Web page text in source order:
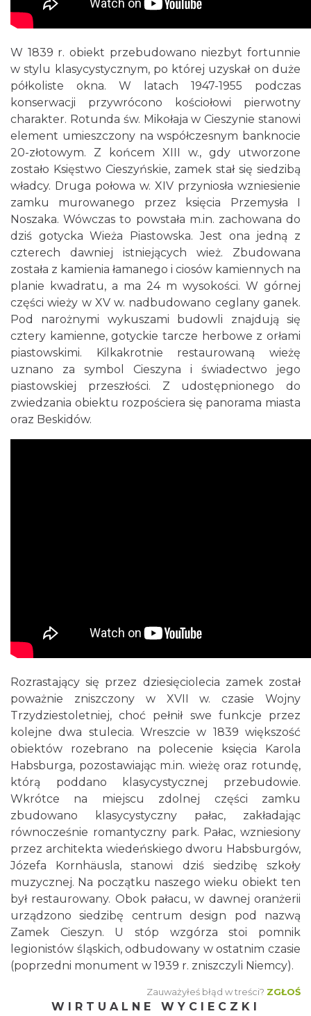
W 1839 r. obiekt przebudowano niezbyt fortunnie
w stylu klasycystycznym, po której uzyskał on duże
półkoliste okna. W latach 1947-1955 podczas
konserwacji przywrócono kościołowi pierwotny
charakter. Rotunda św. Mikołaja w Cieszynie stanowi
element umieszczony na współczesnym banknocie
20-złotowym. Z końcem XIII w., gdy utworzone
zostało Księstwo Cieszyńskie, zamek stał się siedzibą
władcy. Druga połowa w. XIV przyniosła wzniesienie
zamku murowanego przez księcia Przemysła I
Noszaka. Wówczas to powstała m.in. zachowana do
dziś gotycka Wieża Piastowska. Jest ona jedną z
czterech dawniej istniejących wież. Zbudowana
została z kamienia łamanego i ciosów kamiennych na
planie kwadratu, a ma 24 m wysokości. W górnej
części wieży w XV w. nadbudowano ceglany ganek.
Pod narożnymi wykuszami budowli znajdują się
cztery kamienne, gotyckie tarcze herbowe z orłami
piastowskimi. Kilkakrotnie restaurowaną wieżę
uznano za symbol Cieszyna i świadectwo jego
piastowskiej przeszłości. Z udostępnionego do
zwiedzania obiektu rozpościera się panorama miasta
oraz Beskidów.
Rozrastający się przez dziesięciolecia zamek został
poważnie zniszczony w XVII w. czasie Wojny
Trzydziestoletniej, choć pełnił swe funkcje przez
kolejne dwa stulecia. Wreszcie w 1839 większość
obiektów rozebrano na polecenie księcia Karola
Habsburga, pozostawiając m.in. wieżę oraz rotundę,
którą poddano klasycystycznej przebudowie.
Wkrótce na miejscu zdolnej części zamku
zbudowano klasycystyczny pałac, zakładając
równocześnie romantyczny park. Pałac, wzniesiony
przez architekta wiedeńskiego dworu Habsburgów,
Józefa Kornhäusla, stanowi dziś siedzibę szkoły
muzycznej. Na początku naszego wieku obiekt ten
był restaurowany. Obok pałacu, w dawnej oranżerii
urządzono siedzibę centrum design pod nazwą
Zamek Cieszyn. U stóp wzgórza stoi pomnik
legionistów śląskich, odbudowany w ostatnim czasie
(poprzedni monument w 1939 r. zniszczyli Niemcy).
Zauważyłeś błąd w treści? ZGŁOŚ
WIRTUALNE WYCIECZKI